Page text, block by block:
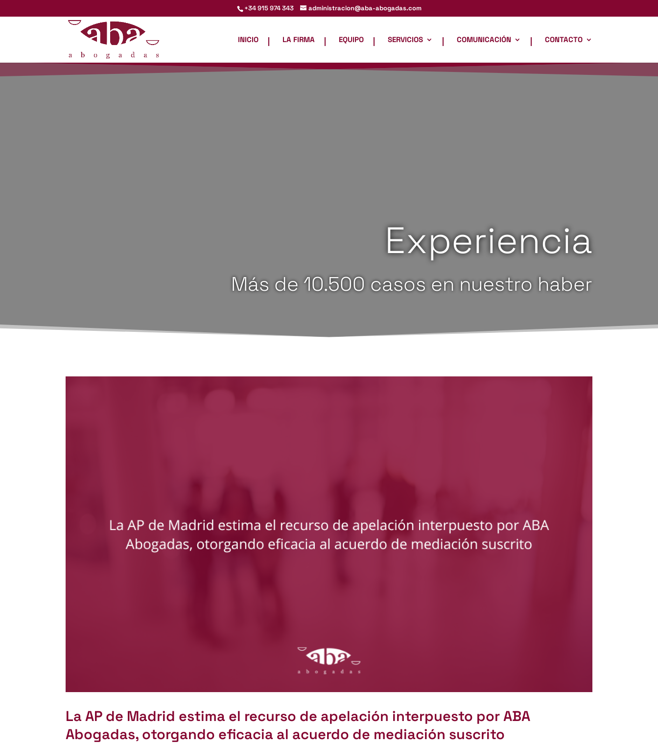
+34 915 974 343 administracion@aba-abogadas.com
INICIO LA FIRMA EQUIPO SERVICIOS COMUNICACIÓN CONTACTO
Experiencia
Más de 10.500 casos en nuestro haber
La AP de Madrid estima el recurso de apelación interpuesto por ABA
Abogadas, otorgando eficacia al acuerdo de mediación suscrito